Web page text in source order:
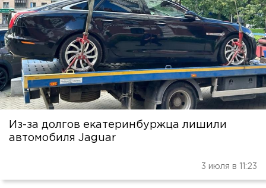
Из-за долгов екатеринбуржца лишили
автомобиля Jaguar
3 июля в 11:23